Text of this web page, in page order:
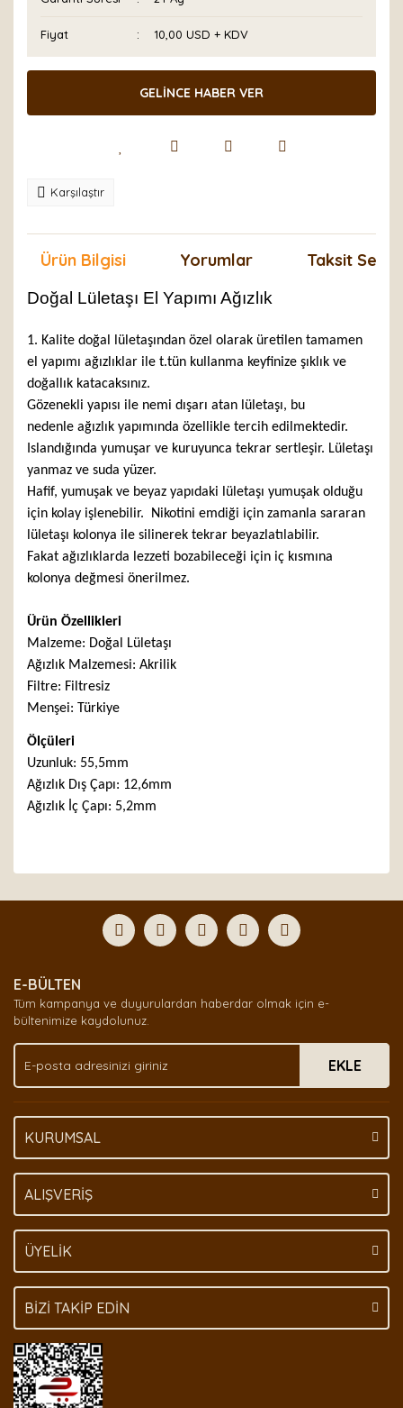
Fiyat 10,00 USD + KDV
GELİNCE HABER VER
Karşılaştır
Ürün Bilgisi Yorumlar Taksit
Doğal Lületaşı El Yapımı Ağızlık
1. Kalite doğal lületaşından özel olarak üretilen tamamen
el yapımı ağızlıklar ile t.tün kullanma keyfinize şıklık ve
doğallık katacaksınız.
Gözenekli yapısı ile nemi dışarı atan lületaşı, bu
nedenle ağızlık yapımında özellikle tercih edilmektedir.
Islandığında yumuşar ve kuruyunca tekrar sertleşir. Lületaşı
yanmaz ve suda yüzer.
Hafif, yumuşak ve beyaz yapıdaki lületaşı yumuşak olduğu
için kolay işlenebilir. Nikotini emdiği için zamanla sararan
lületaşı kolonya ile silinerek tekrar beyazlatılabilir.
Fakat ağızlıklarda lezzeti bozabileceği için iç kısmına
kolonya değmesi önerilmez.
Ürün Özellikleri
Malzeme: Doğal Lületaşı
Ağızlık Malzemesi: Akrilik
Filtre: Filtresiz
Menşei: Türkiye
Ölçüleri
Uzunluk: 55,5mm
Ağızlık Dış Çapı: 12,6mm
Ağızlık İç Çapı: 5,2mm
Yorum Yaz
formunu kullanarak tarafımıza iletebilirsiniz.
Görüş ve önerileriniz için teşekkür ederiz.
Ürün açıklamasında eksik bilgiler bulunuyor.
Ürün bilgilerinde hatalar bulunuyor.
Bu ürüne benzer farklı alternatifler olmalı.
E-BÜLTEN
Tüm kampanya ve duyurulardan haberdar olmak için e-
bültenimize kaydolunuz.
EKLE
KURUMSAL
ALIŞVERİŞ
ÜYELİK
BİZİ TAKİP EDİN